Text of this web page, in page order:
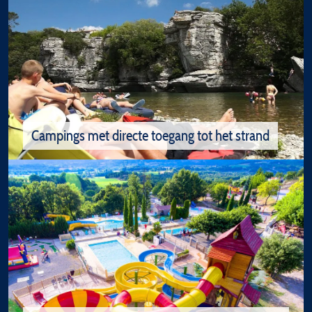
Rustige en natuurcampings
Campings 1,2,3, 4 of 5 sterren voor natuurvakanties in de
Ardèche
Campings met directe toegang tot het strand
Campings met directe toegang tot het
strand
Campings aan de rivieroever met directe toegang tot het